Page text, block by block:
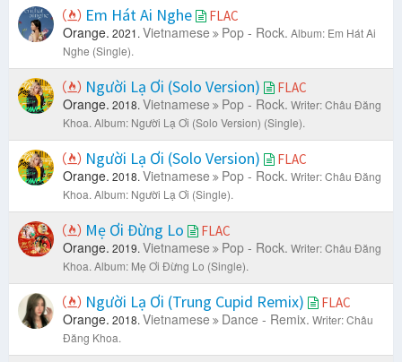
Em Hát Ai Nghe FLAC
Orange. 2021. Vietnamese Pop - Rock. Album: Em Hát Ai
Nghe (Single).
Người Lạ Ơi (Solo Version) FLAC
Orange. 2018. Vietnamese Pop - Rock. Writer: Châu Đăng
Khoa. Album: Người Lạ Ơi (Solo Version) (Single).
Người Lạ Ơi (Solo Version) FLAC
Orange. 2018. Vietnamese Pop - Rock. Writer: Châu Đăng
Khoa. Album: Người Lạ Ơi (Single).
Mẹ Ơi Đừng Lo FLAC
Orange. 2019. Vietnamese Pop - Rock. Writer: Châu Đăng
Khoa. Album: Mẹ Ơi Đừng Lo (Single).
Người Lạ Ơi (Trung Cupid Remix) FLAC
Orange. 2018. Vietnamese Dance - Remix. Writer: Châu
Đăng Khoa.